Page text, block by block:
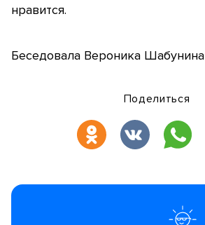
нравится.
Беседовала Вероника Шабунина
Поделиться